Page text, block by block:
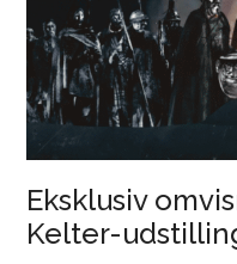
Eksklusiv
Kelter-